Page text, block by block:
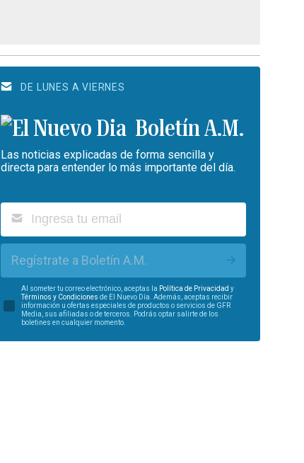
DE LUNES A VIERNES
Boletín A.M.
Las noticias explicadas de forma sencilla y
directa para entender lo más importante del día.
Regístrate a Boletín A.M.
Al someter tu correo electrónico, aceptas la Política de Privacidad y
Términos y Condiciones de El Nuevo Día. Además, aceptas recibir
información u ofertas especiales de productos o servicios de GFR
Media, sus afiliadas o de terceros. Podrás optar salirte de los
boletines en cualquier momento.